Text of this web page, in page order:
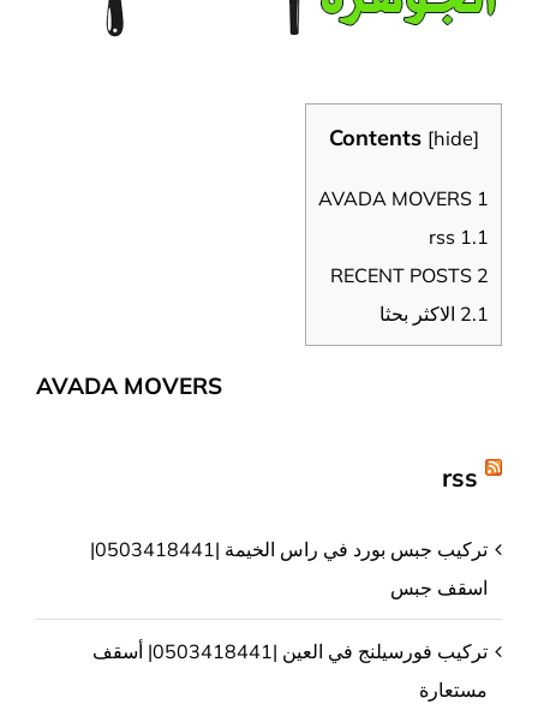
Contents [hide]
1
1.1
2
2.1 الاكثر بحثا
AVADA MOVERS
rss
تركيب جبس بورد في راس الخيمة |0503418441|
اسقف جبس
تركيب فورسيلنج في العين |0503418441| أسقف
مستعارة